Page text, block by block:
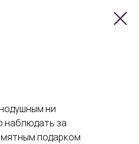
ни
наблюдать за
подарком